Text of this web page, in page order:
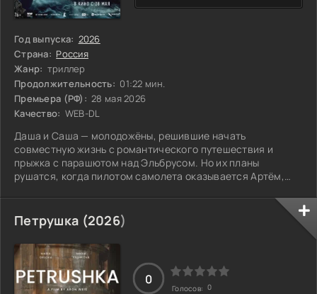
Год выпуска: 2026
Страна: Россия
Жанр: триллер
Продолжительность: 01:22 мин.
Премьера (РФ): 28 мая 2026
Качество: WEB-DL
Даша и Саша — молодожёны, решившие начать
совместную жизнь с романтического путешествия и
прыжка с парашютом над Эльбрусом. Но их планы
рушатся, когда пилотом самолета оказывается Артём,
вспоминать. В результате крушения троим приходится
прыгнуть в неизвестность без подготовки. Стропы
парашютов запутываются, и чудом они остаются в живых,
но оказываются зависшими над пропастью, окружённые
бушующими лесными пожарами. Даша оказывается между
двумя
Петрушка (2026)
0
Голосов: 0